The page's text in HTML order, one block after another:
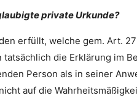
private Urkunde?
erfüllt, welche gem. Art.
die Erklärung im
Person als in seiner
auf die